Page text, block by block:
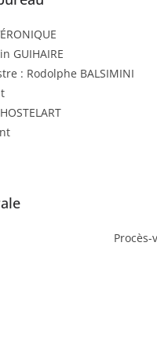
GUIHAIRE
: Rodolphe BALSIMINI